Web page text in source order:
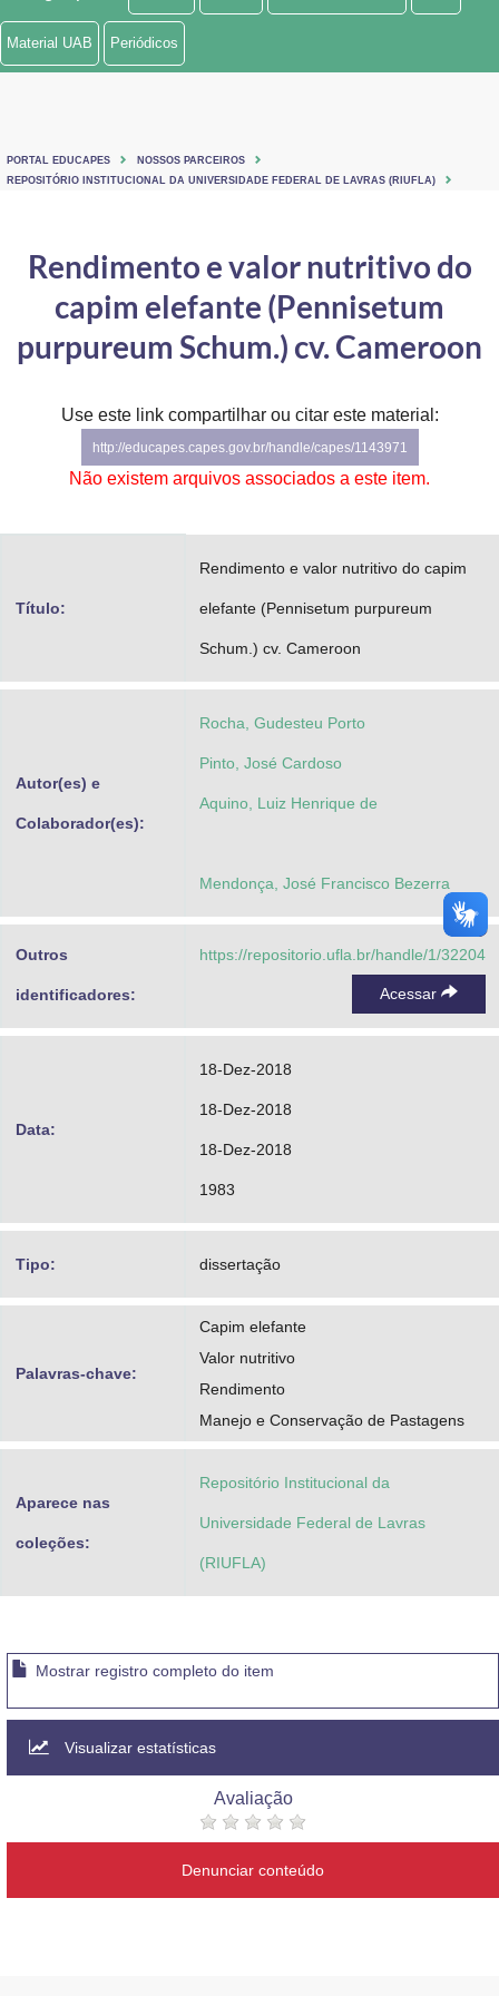
Ministério de Minas e Energia
Ministério do Turismo
Controladoria-Geral da União
Ministério da Mulher, da Família e dos Direitos Humanos
Secretaria de Governo
Gabinete de Segurança Institucional
Planalto
Material UAB Periódicos
PORTAL EDUCAPES
NOSSOS PARCEIROS
REPOSITÓRIO INSTITUCIONAL DA UNIVERSIDADE FEDERAL DE LAVRAS (RIUFLA)
Rendimento e valor nutritivo do
capim elefante (Pennisetum
purpureum Schum.) cv. Cameroon
Use este link compartilhar ou citar este material:
http://educapes.capes.gov.br/handle/capes/1143971
Não existem arquivos associados a este item.
Título:
Rendimento e valor nutritivo do capim
elefante (Pennisetum purpureum
Schum.) cv. Cameroon
Autor(es) e
Colaborador(es):
Rocha, Gudesteu Porto
Pinto, José Cardoso
Aquino, Luiz Henrique de
Mendonça, José Francisco Bezerra
Outros
identificadores:
https://repositorio.ufla.br/handle/1/32204
Acessar
Data:
18-Dez-2018
18-Dez-2018
18-Dez-2018
1983
Tipo: dissertação
Palavras-chave:
Capim elefante
Valor nutritivo
Rendimento
Manejo e Conservação de Pastagens
Aparece nas
coleções:
Repositório Institucional da
Universidade Federal de Lavras
(RIUFLA)
Mostrar registro completo do item
Visualizar estatísticas
Avaliação
Denunciar conteúdo